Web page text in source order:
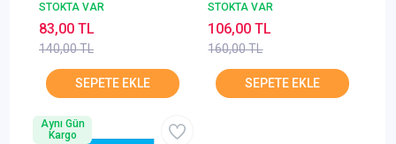
STOKTA VAR
140,00 TL
83,00 TL
STOKTA VAR
160,00 TL
106,00 TL
Aynı Gün
Kargo